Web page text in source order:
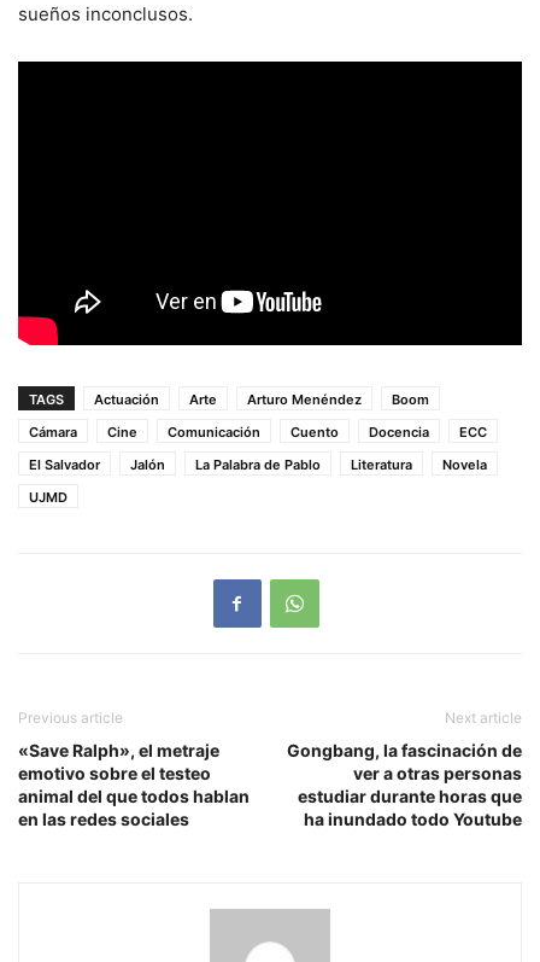
sueños inconclusos.
TAGS Actuación Arte Arturo Menéndez
Boom
Cámara
Cine Comunicación Cuento Docencia
ECC
El Salvador
Jalón La Palabra de Pablo Literatura
Novela
UJMD
Previous article
«Save Ralph», el metraje
emotivo sobre el testeo
animal del que todos hablan
en las redes sociales
Next article
Gongbang, la fascinación de
ver a otras personas
estudiar durante horas que
ha inundado todo Youtube